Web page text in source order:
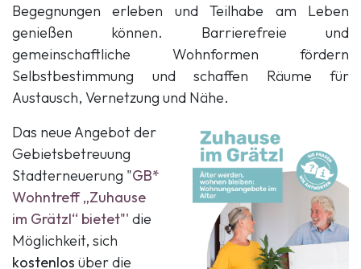
Begegnungen erleben und Teilhabe am Leben
genießen können. Barrierefreie und
gemeinschaftliche Wohnformen fördern
Selbstbestimmung und schaffen Räume für
Austausch, Vernetzung und Nähe.
Das neue Angebot der
Gebietsbetreuung
Stadterneuerung "GB*
Wohntreff „Zuhause
im Grätzl“ bietet"' die
Möglichkeit, sich
kostenlos über die